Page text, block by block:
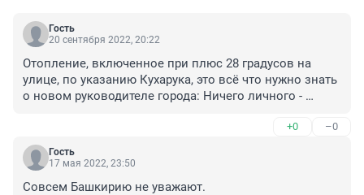
Гость
20 сентября 2022, 20:22
Отопление, включенное при плюс 28 градусов на
улице, по указанию Кухарука, это всё что нужно знать
о новом руководителе города: Ничего личного -
собственных квартирах! До кучи еще и деньжат с них
сорвут за отопление улицы!
+0 –0
Гость
17 мая 2022, 23:50
Совсем Башкирию не уважают.